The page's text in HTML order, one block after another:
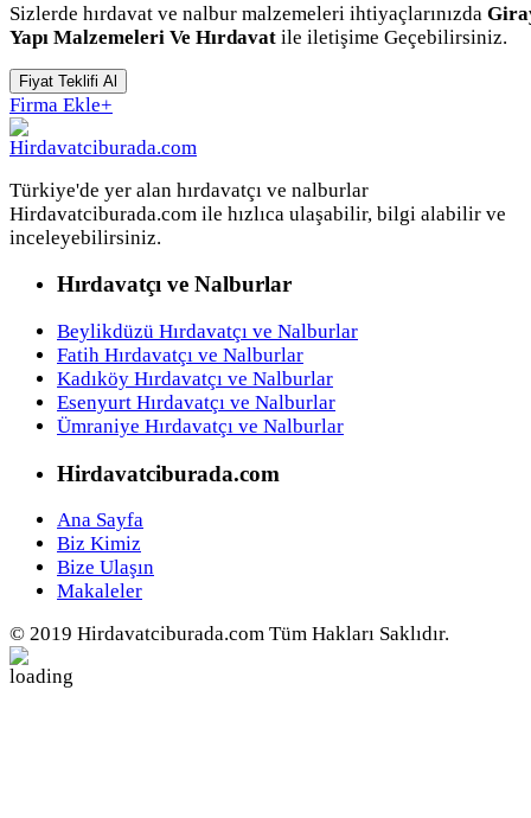
Sizlerde hırdavat ve nalbur malzemeleri ihtiyaçlarınızda
Yapı Malzemeleri Ve Hırdavat ile iletişime Geçebilirsiniz.
Fiyat Teklifi Al
Firma Ekle+
Türkiye'de yer alan hırdavatçı ve nalburlar
Hirdavatciburada.com ile hızlıca ulaşabilir, bilgi alabilir ve
inceleyebilirsiniz.
Hırdavatçı ve Nalburlar
Beylikdüzü Hırdavatçı ve Nalburlar
Fatih Hırdavatçı ve Nalburlar
Kadıköy Hırdavatçı ve Nalburlar
Esenyurt Hırdavatçı ve Nalburlar
Ümraniye Hırdavatçı ve Nalburlar
Hirdavatciburada.com
Ana Sayfa
Biz Kimiz
Bize Ulaşın
Makaleler
© 2019 Hirdavatciburada.com Tüm Hakları Saklıdır.